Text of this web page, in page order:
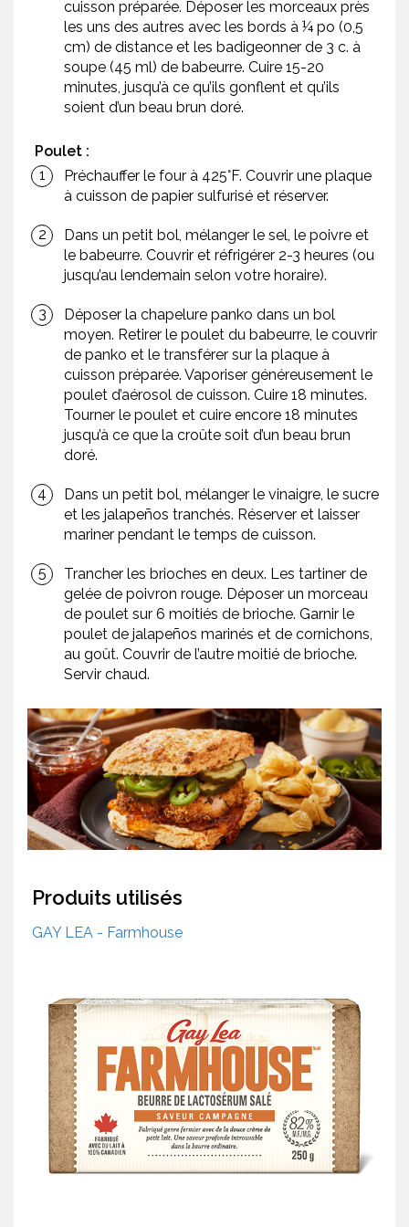
cuisson préparée. Déposer les morceaux près
les uns des autres avec les bords à ¼ po (0,5
cm) de distance et les badigeonner de 3 c. à
soupe (45 ml) de babeurre. Cuire 15-20
minutes, jusqu’à ce qu’ils gonflent et qu’ils
soient d’un beau brun doré.
Poulet :
Préchauffer le four à 425°F. Couvrir une plaque
à cuisson de papier sulfurisé et réserver.
Dans un petit bol, mélanger le sel, le poivre et
le babeurre. Couvrir et réfrigérer 2-3 heures (ou
jusqu’au lendemain selon votre horaire).
Déposer la chapelure panko dans un bol
moyen. Retirer le poulet du babeurre, le couvrir
de panko et le transférer sur la plaque à
cuisson préparée. Vaporiser généreusement le
poulet d’aérosol de cuisson. Cuire 18 minutes.
Tourner le poulet et cuire encore 18 minutes
jusqu’à ce que la croûte soit d’un beau brun
doré.
Dans un petit bol, mélanger le vinaigre, le sucre
et les jalapeños tranchés. Réserver et laisser
mariner pendant le temps de cuisson.
Trancher les brioches en deux. Les tartiner de
gelée de poivron rouge. Déposer un morceau
de poulet sur 6 moitiés de brioche. Garnir le
poulet de jalapeños marinés et de cornichons,
au goût. Couvrir de l’autre moitié de brioche.
Servir chaud.
Produits utilisés
GAY LEA - Farmhouse